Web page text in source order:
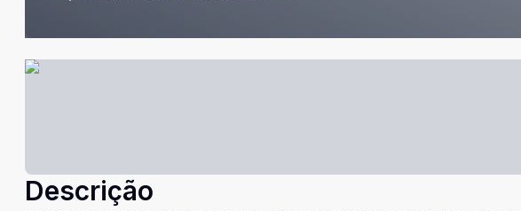
Descrição